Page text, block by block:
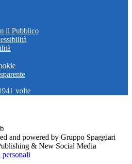
il Pubblico
volte
and powered by Gruppo Spaggiari
& New Social Media